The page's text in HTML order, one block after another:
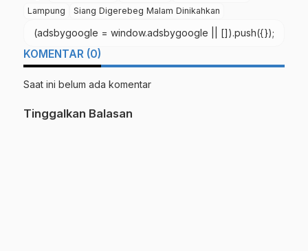
Lampung
Siang Digerebeg Malam Dinikahkan
(adsbygoogle = window.adsbygoogle || []).push({});
KOMENTAR (0)
Saat ini belum ada komentar
Tinggalkan Balasan